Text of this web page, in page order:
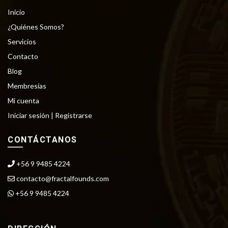
Inicio
¿Quiénes Somos?
Servicios
Contacto
Blog
Membresías
Mi cuenta
Iniciar sesión | Registrarse
CONTÁCTANOS
+56 9 9485 4224
contacto@fractalfounds.com
+56 9 9485 4224